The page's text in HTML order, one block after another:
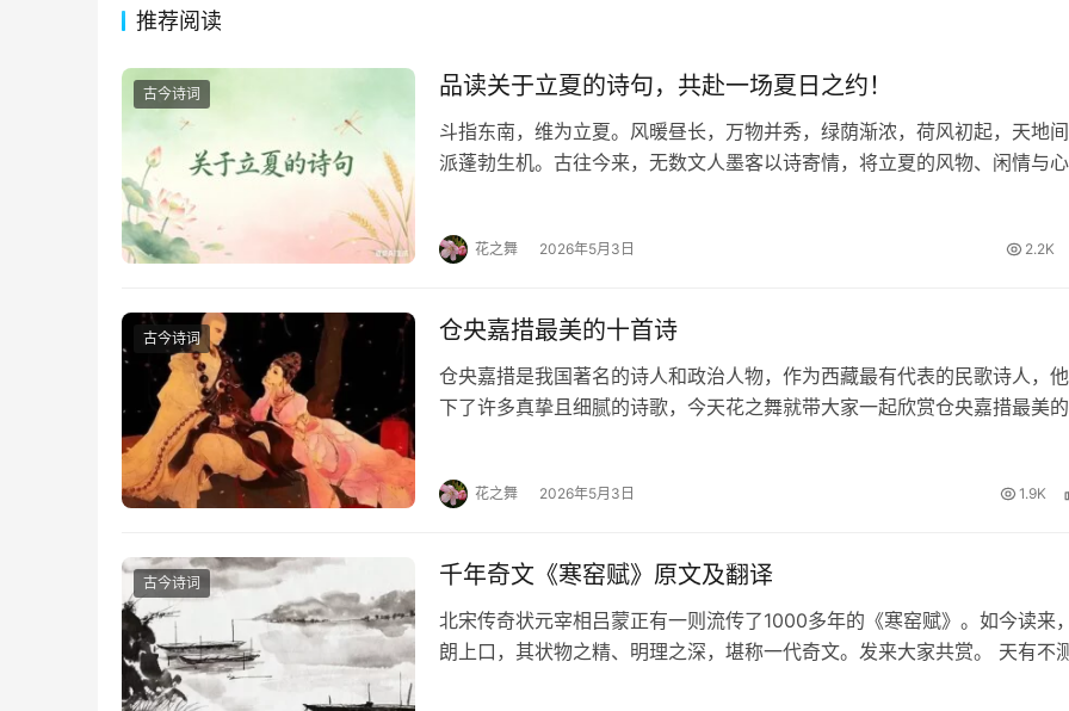
推荐阅读
古今诗词 品读关于立夏的诗句，共赴一场夏日之约！
斗指东南，维为立夏。风暖昼长，万物并秀，绿荫渐浓，荷风初起，天地
派蓬勃生机。古往今来，无数文人墨客以诗寄情，将立夏的风物、闲情与
花之舞 2026年5月3日 2.2K
古今诗词 仓央嘉措最美的十首诗
仓央嘉措是我国著名的诗人和政治人物，作为西藏最有代表的民歌诗人，
下了许多真挚且细腻的诗歌，今天花之舞就带大家一起欣赏仓央嘉措最美
花之舞 2026年5月3日 1.9K
古今诗词 千年奇文《寒窑赋》原文及翻译
北宋传奇状元宰相吕蒙正有一则流传了1000多年的《寒窑赋》。如今读来
朗上口，其状物之精、明理之深，堪称一代奇文。发来大家共赏。 天有不